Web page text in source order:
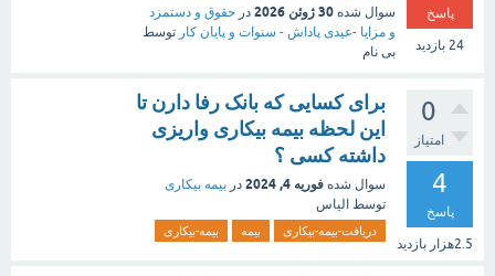
پاسخ
24 بازدید
سوال شده 30 ژوئن 2026 در حقوق و دستمزد
و مزایا -عیدی پاداش - سنوات و پایان کار توسط
بی نام
0
امتیاز
4
پاسخ
2.5هزار بازدید
برای کسایی که بانک رفا دارن تا
این لحظه بیمه بیکاری واریزی
داشته کسی ؟
سوال شده فوریه 4, 2024 در بیمه بیکاری
توسط الیاس
دریافت-بیمه-بیکاری بیمه بیمه-بیکاری